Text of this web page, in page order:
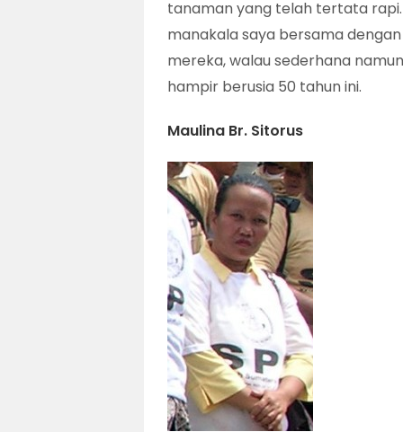
tanaman yang telah tertata
manakala saya bersama
mereka, walau sederhana
hampir berusia 50 tahun ini.
Maulina Br. Sitorus